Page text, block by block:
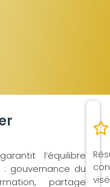
l’équilibre
gouvernance du
partage